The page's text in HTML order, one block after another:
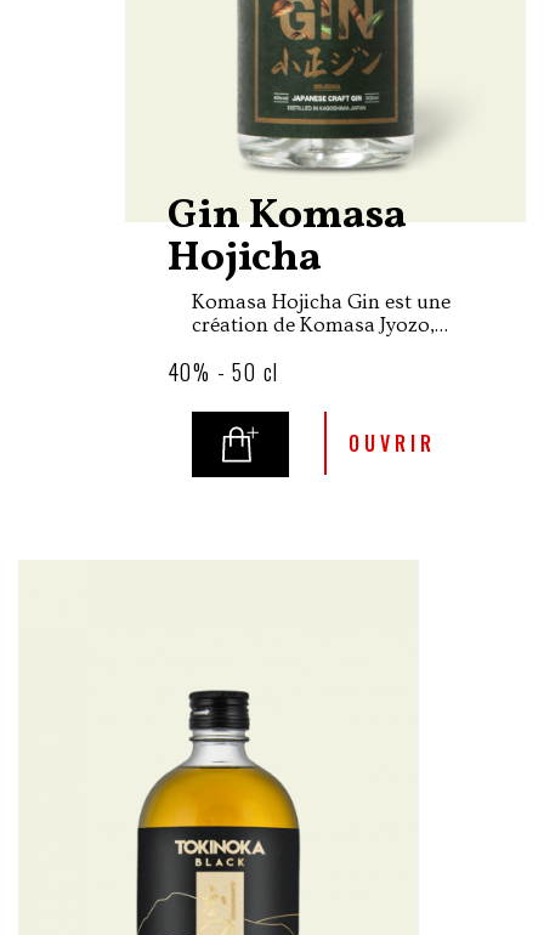
Gin Komasa
Hojicha
Komasa Hojicha Gin est une
création de Komasa Jyozo,
alcoolisées traditionnelles
Kyushu.
40% - 50 cl
OUVRIR